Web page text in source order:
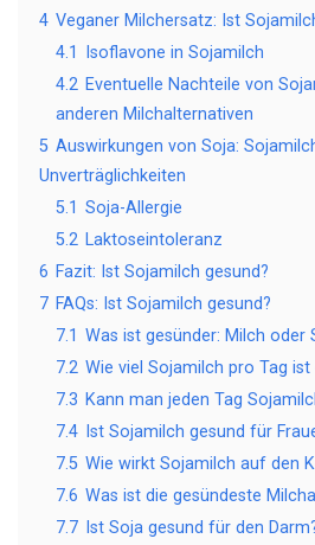
4 Veganer Milchersatz: Ist
4.1
Isoflavone in Sojamilch
4.2 Eventuelle Nachteile von
anderen Milchalternativen
5 Auswirkungen von Soja:
Unverträglichkeiten
5.1 Soja-Allergie
5.2 Laktoseintoleranz
6 Fazit: Ist Sojamilch gesund?
7 FAQs: Ist Sojamilch gesund?
7.1 Was ist gesünder: Milch oder
7.2 Wie viel Sojamilch pro Tag ist
7.3 Kann man jeden Tag
7.4 Ist Sojamilch gesund für
7.5 Wie wirkt Sojamilch auf den
7.6 Was ist die gesündeste
7.7 Ist Soja gesund für den